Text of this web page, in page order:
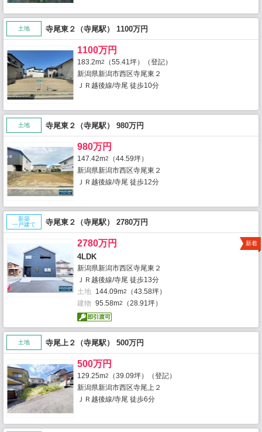
土地 寺尾東２（寺尾駅） 1100万円
1100万円
183.2m2
（55.41坪）（登記）
新潟県新潟市西区寺尾東２
ＪＲ越後線/寺尾 徒歩10分
土地 寺尾東２（寺尾駅） 980万円
980万円
147.42m2
（44.59坪）
新潟県新潟市西区寺尾東２
ＪＲ越後線/寺尾 徒歩12分
新築
一戸建て
寺尾東２（寺尾駅） 2780万円
2780万円
4LDK
新潟県新潟市西区寺尾東２
ＪＲ越後線/寺尾 徒歩13分
土地 144.09m2
（43.58坪）
建物 95.58m2 （28.91坪）
新着
土地 寺尾上２（寺尾駅） 500万円
500万円
129.25m2
（39.09坪）（登記）
新潟県新潟市西区寺尾上２
ＪＲ越後線/寺尾 徒歩6分